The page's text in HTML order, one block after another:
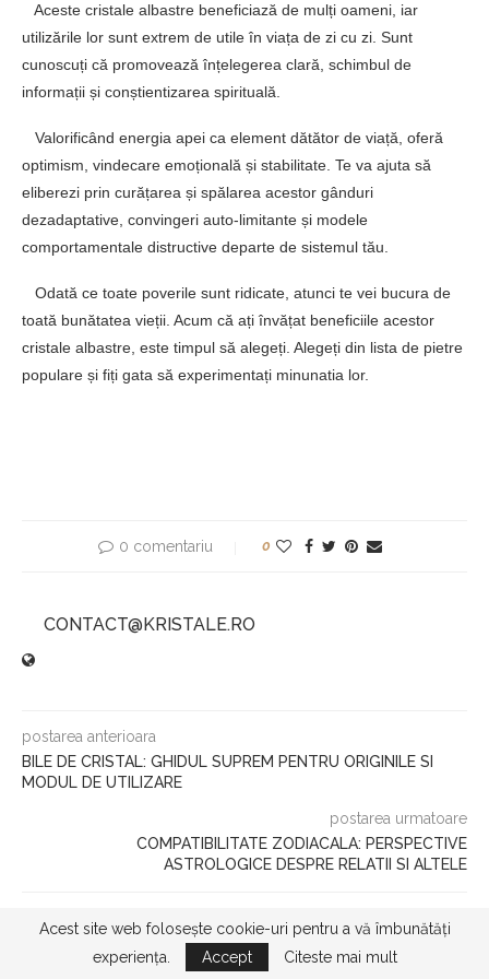
Aceste cristale albastre beneficiază de mulți oameni, iar
utilizările lor sunt extrem de utile în viața de zi cu zi. Sunt
cunoscuți că promovează înțelegerea clară, schimbul de
informații și conștientizarea spirituală.
Valorificând energia apei ca element dătător de viață, oferă
optimism, vindecare emoțională și stabilitate. Te va ajuta să
eliberezi prin curățarea și spălarea acestor gânduri
dezadaptative, convingeri auto-limitante și modele
comportamentale distructive departe de sistemul tău.
Odată ce toate poverile sunt ridicate, atunci te vei bucura de
toată bunătatea vieții. Acum că ați învățat beneficiile acestor
cristale albastre, este timpul să alegeți. Alegeți din lista de pietre
populare și fiți gata să experimentați minunatia lor.
0 comentariu 0
CONTACT@KRISTALE.RO
postarea anterioara
BILE DE CRISTAL: GHIDUL SUPREM PENTRU ORIGINILE SI
MODUL DE UTILIZARE
postarea urmatoare
COMPATIBILITATE ZODIACALA: PERSPECTIVE
ASTROLOGICE DESPRE RELATII SI ALTELE
SCRIE UN COMENTARIU
Acest site web folosește cookie-uri pentru a vă îmbunătăți
experiența.
Accept Citeste mai mult